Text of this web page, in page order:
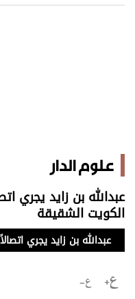
علوم الدار
عبدالله بن زايد يجري
الكويت الشقيقة